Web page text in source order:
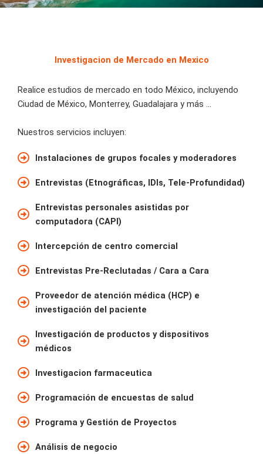
Investigacion de Mercado en Mexico
Realice estudios de mercado en todo México, incluyendo
Ciudad de México, Monterrey, Guadalajara y más …
Nuestros servicios incluyen:
Instalaciones de grupos focales y moderadores
Entrevistas (Etnográficas, IDIs, Tele-Profundidad)
Entrevistas personales asistidas por
computadora (CAPI)
Intercepción de centro comercial
Entrevistas Pre-Reclutadas / Cara a Cara
Proveedor de atención médica (HCP) e
investigación del paciente
Investigación de productos y dispositivos
médicos
Investigacion farmaceutica
Programación de encuestas de salud
Programa y Gestión de Proyectos
Análisis de negocio